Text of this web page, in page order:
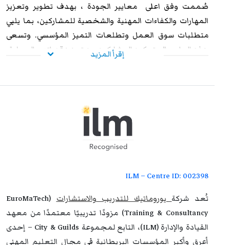
صُممت وفق اعلى معايير الجودة ، بهدف تطوير وتعزيز
المهارات والكفاءات المهنية والشخصية للمشاركين، بما يلبي
متطلبات سوق العمل وتطلعات التميز المؤسسي. وتسعى
هذه البرامج إلى تمكين المشاركين من تعزيز قدراتهم العملية،
بنجاح، يحصل المشاركون على شهادة معتمدة من
تتمتع بالاعتراف والموثوقية إقليميًا ودوليًا، مما يمنحها قيمة
استراتيجية عالية. وتُشكل هذه الشهادة إضافة نوعية لمسار
التطوير المهني، وتفتح للمشاركين آفاقًا واسعة نحو الترقي
إقرأ المزيد
ILM – Centre ID: 002398
تُعد شركة يوروماتيك للتدريب والاستشارات
(EuroMaTech
Training & Consultancy) مزودًا تدريبيًا معتمدًا من معهد
القيادة والإدارة (ILM)، التابع لمجموعة City & Guilds – إحدى
أعرق وأكبر المؤسسات البريطانية في مجال التعليم المهني